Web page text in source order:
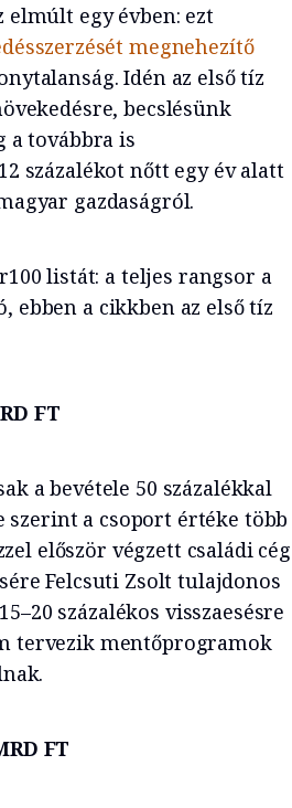
elmúlt egy évben: ezt
megnehezítő
Idén az első tíz
becslésünk
a továbbra is
százalékot nőtt egy év alatt
gazdaságról.
listát: a teljes rangsor a
ebben a cikkben az első tíz
FT
a bevétele 50 százalékkal
szerint a csoport értéke több
először végzett családi cég
Felcsuti Zsolt tulajdonos
százalékos visszaesésre
tervezik mentőprogramok
FT